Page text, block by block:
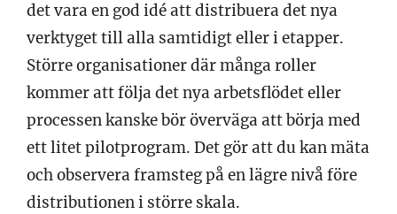
det vara en god idé att distribuera det nya
verktyget till alla samtidigt eller i etapper.
Större organisationer där många roller
kommer att följa det nya arbetsflödet eller
processen kanske bör överväga att börja med
ett litet pilotprogram. Det gör att du kan mäta
och observera framsteg på en lägre nivå före
distributionen i större skala.